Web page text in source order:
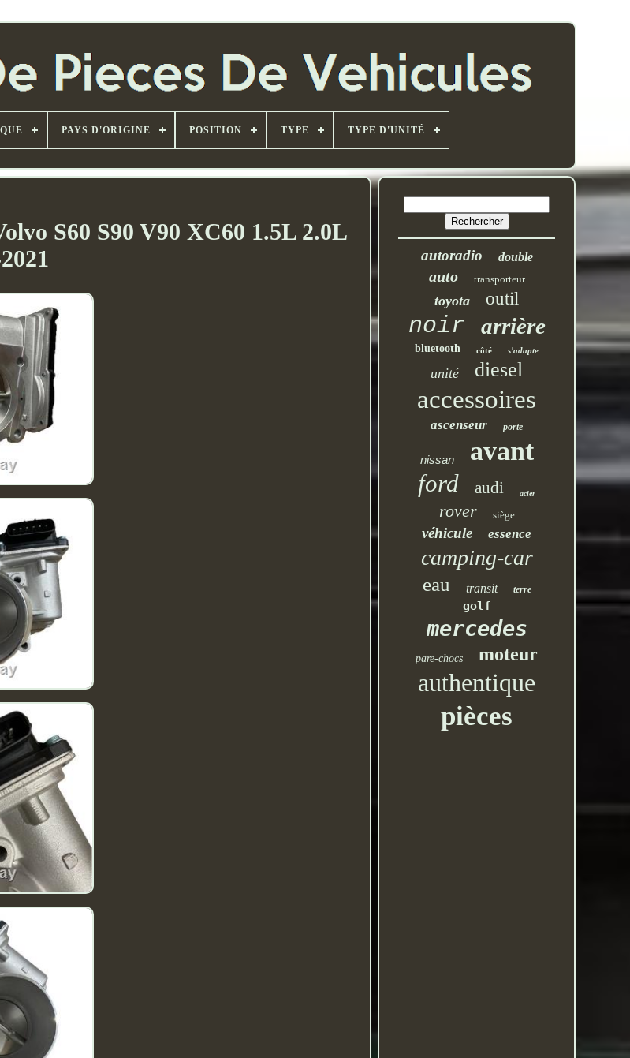
PAYS D'ORIGINE POSITION TYPE TYPE D'UNITÉ
S60 S90 V90 XC60 1.5L 2.0L
autoradio double
auto transporteur
toyota outil
noir arrière
bluetooth côté s'adapte
unité diesel
accessoires
ascenseur porte
nissan avant
ford audi acier
rover siège
véhicule essence
camping-car
eau transit terre
golf
mercedes
pare-chocs moteur
authentique
pièces